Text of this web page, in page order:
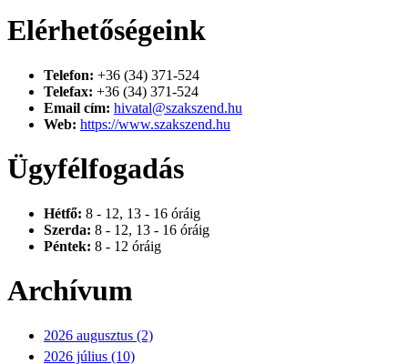
Elérhetőségeink
Telefon: +36 (34) 371-524
Telefax: +36 (34) 371-524
Email cím: hivatal@szakszend.hu
Web: https://www.szakszend.hu
Ügyfélfogadás
Hétfő: 8 - 12, 13 - 16 óráig
Szerda: 8 - 12, 13 - 16 óráig
Péntek: 8 - 12 óráig
Archívum
2026 augusztus (2)
2026 július (10)